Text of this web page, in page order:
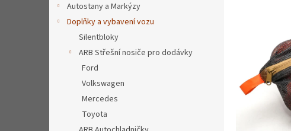
Autostany a Markýzy
Doplňky a vybavení vozu
Silentbloky
ARB Střešní nosiče pro dodávky
Ford
Volkswagen
Mercedes
Toyota